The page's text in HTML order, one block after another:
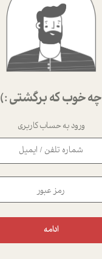
چه خوب که برگشتی :)
ورود به حساب کاربری
ادامه